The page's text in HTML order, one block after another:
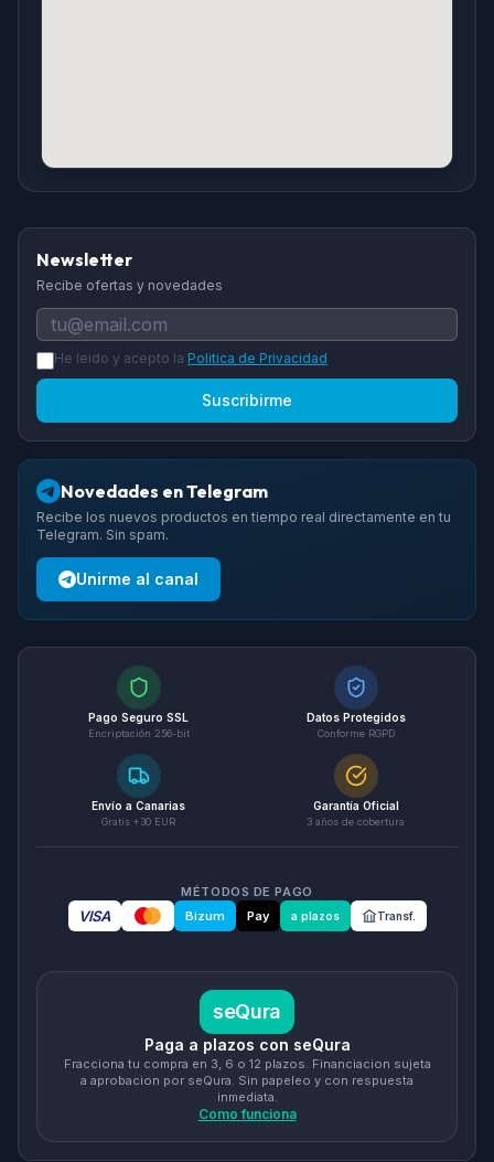
Newsletter
Recibe ofertas y novedades
He leido y acepto la Politica de Privacidad
Suscribirme
Novedades en Telegram
Recibe los nuevos productos en tiempo real directamente en tu
Telegram. Sin spam.
Unirme al canal
Pago Seguro SSL
Encriptación 256-bit
Datos Protegidos
Conforme RGPD
Envío a Canarias
Gratis +30 EUR
Garantía Oficial
3 años de cobertura
MÉTODOS DE PAGO
VISA Bizum Pay a plazos Transf.
seQura
Paga a plazos con seQura
Fracciona tu compra en 3, 6 o 12 plazos. Financiacion sujeta
a aprobacion por seQura. Sin papeleo y con respuesta
inmediata.
Como funciona